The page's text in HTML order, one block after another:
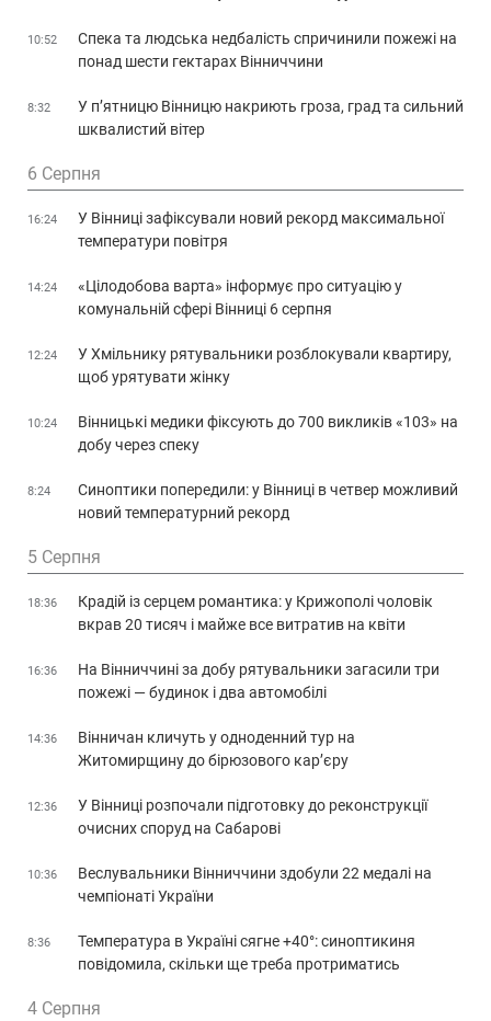
10:52
Спека та людська недбалість спричинили пожежі на
понад шести гектарах Вінниччини
8:32
У п’ятницю Вінницю накриють гроза, град та сильний
шквалистий вітер
6 Серпня
16:24
У Вінниці зафіксували новий рекорд максимальної
температури повітря
14:24
«Цілодобова варта» інформує про ситуацію у
комунальній сфері Вінниці 6 серпня
12:24
У Хмільнику рятувальники розблокували квартиру,
щоб урятувати жінку
10:24
Вінницькі медики фіксують до 700 викликів «103» на
добу через спеку
8:24
Синоптики попередили: у Вінниці в четвер можливий
новий температурний рекорд
5 Серпня
18:36
Крадій із серцем романтика: у Крижополі чоловік
вкрав 20 тисяч і майже все витратив на квіти
16:36
На Вінниччині за добу рятувальники загасили три
пожежі — будинок і два автомобілі
14:36
Вінничан кличуть у одноденний тур на
Житомирщину до бірюзового кар’єру
12:36
У Вінниці розпочали підготовку до реконструкції
очисних споруд на Сабарові
10:36
Веслувальники Вінниччини здобули 22 медалі на
чемпіонаті України
8:36
Температура в Україні сягне +40°: синоптикиня
повідомила, скільки ще треба протриматись
4 Серпня